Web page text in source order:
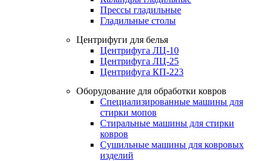
Прессы гладильные
Гладильные столы
Центрифуги для белья
Центрифуга ЛЦ-10
Центрифуга ЛЦ-25
Центрифуга КП-223
Оборудование для обработки ковров
Специализированные машины для
стирки мопов
Стиральные машины для стирки
ковров
Сушильные машины для ковровых
изделий